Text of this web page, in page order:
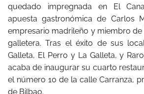
quedado impregnada en El
apuesta gastronómica de Carlos
empresario madrileño y miembro
galletera. Tras el éxito de sus
Galleta, El Perro y La Galleta, y
acaba de inaugurar su cuarto
el número 10 de la calle Carranza,
de Bilbao.